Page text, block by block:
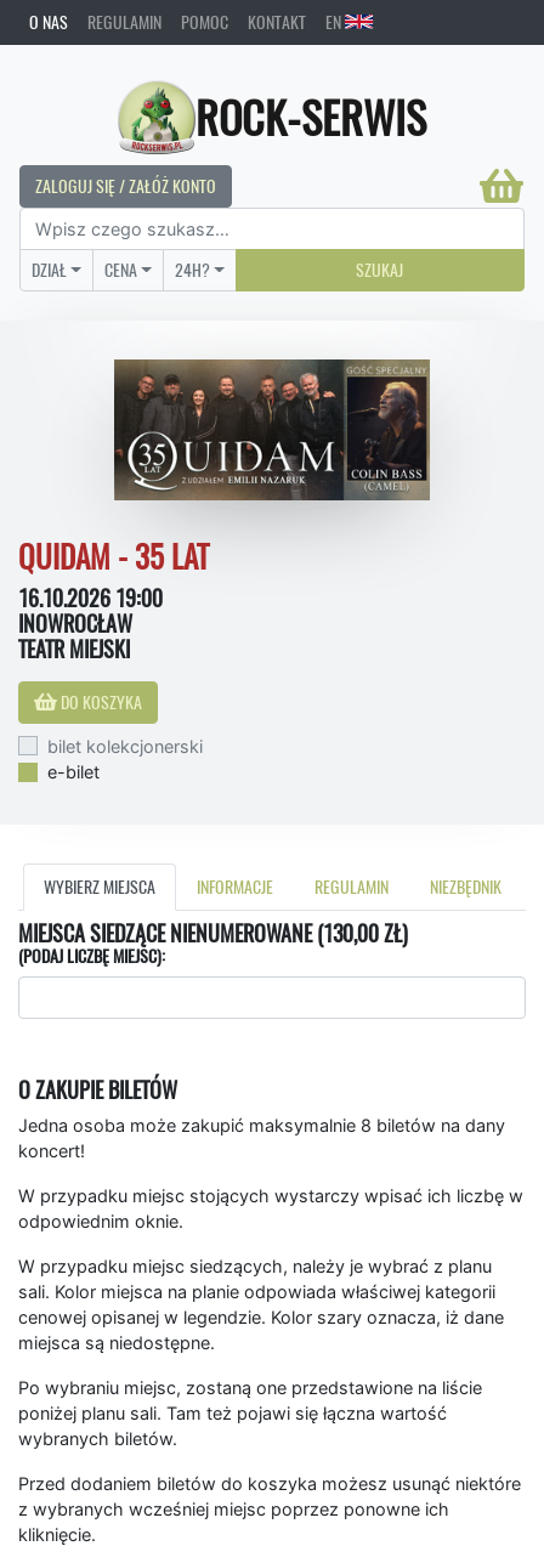
O NAS REGULAMIN POMOC KONTAKT EN
ROCK-SERWIS
ZALOGUJ SIĘ / ZAŁÓŻ KONTO
DZIAŁ CENA 24H? SZUKAJ
QUIDAM - 35 LAT
16.10.2026 19:00
INOWROCŁAW
TEATR MIEJSKI
DO KOSZYKA
bilet kolekcjonerski
e-bilet
WYBIERZ MIEJSCA INFORMACJE REGULAMIN NIEZBĘDNIK
MIEJSCA SIEDZĄCE NIENUMEROWANE (130,00 ZŁ)
(PODAJ LICZBĘ MIEJSC):
O ZAKUPIE BILETÓW
Jedna osoba może zakupić maksymalnie 8 biletów na dany
koncert!
W przypadku miejsc stojących wystarczy wpisać ich liczbę w
odpowiednim oknie.
W przypadku miejsc siedzących, należy je wybrać z planu
sali. Kolor miejsca na planie odpowiada właściwej kategorii
cenowej opisanej w legendzie. Kolor szary oznacza, iż dane
miejsca są niedostępne.
Po wybraniu miejsc, zostaną one przedstawione na liście
poniżej planu sali. Tam też pojawi się łączna wartość
wybranych biletów.
Przed dodaniem biletów do koszyka możesz usunąć niektóre
z wybranych wcześniej miejsc poprzez ponowne ich
kliknięcie.